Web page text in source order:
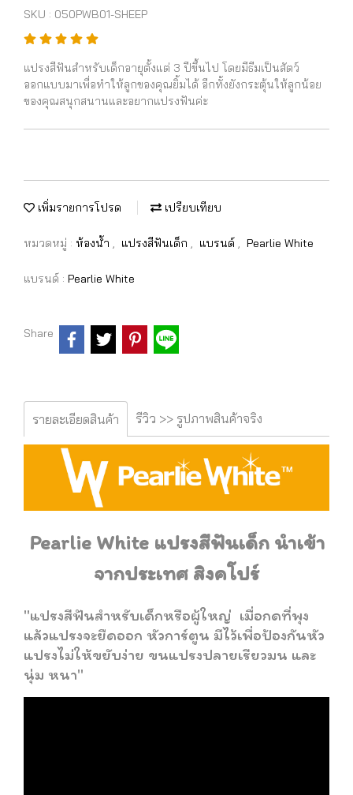
SKU : 050PWB01-SHEEP
แปรงสีฟันสำหรับเด็กอายุตั้งแต่ 3 ปีขึ้นไป โดยมีธีมเป็นสัตว์
ออกแบบมาเพื่อทำให้ลูกของคุณยิ้มได้ อีกทั้งยังกระตุ้นให้ลูกน้อย
ของคุณสนุกสนานและอยากแปรงฟันค่ะ
เพิ่มรายการโปรด เปรียบเทียบ
หมวดหมู่ : ห้องน้ำ , แปรงสีฟันเด็ก , แบรนด์ , Pearlie White
แบรนด์ : Pearlie White
Share
รายละเอียดสินค้า รีวิว >> รูปภาพสินค้าจริง
Pearlie White แปรงสีฟันเด็ก นำเข้า
จากประเทศ สิงคโปร์
"แปรงสีฟันสำหรับเด็กหรือผู้ใหญ่ เมื่อกดที่พุง
แล้วแปรงจะยืดออก หัวการ์ตูน มีไว้เพื่อป้องกันหัว
แปรงไม่ให้ขยับง่าย ขนแปรงปลายเรียวมน และ
นุ่ม หนา"